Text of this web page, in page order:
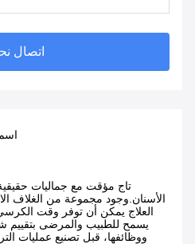
اتصال نحن
تاج مؤقت مع جماليات
الأسنان.وجود مجموعة من الغلاف
العلاج يمكن أن توفر وقت
يسمح للطبيب والمرضى بتقييم
ووظائفها، قبل تصنيع عمليات